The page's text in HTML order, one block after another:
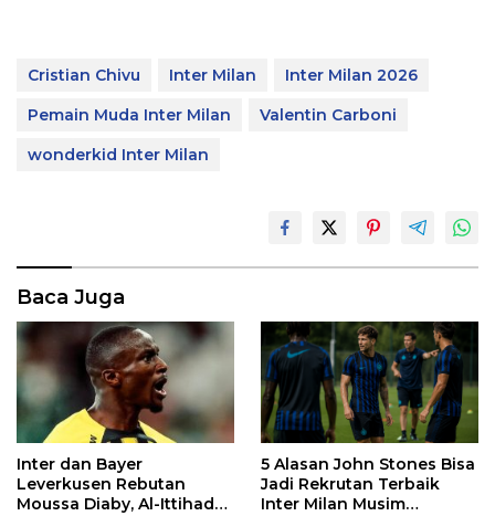
Cristian Chivu Inter Milan
Inter Milan 2026
Pemain Muda Inter Milan
Valentin Carboni
wonderkid Inter Milan
Baca Juga
Inter dan Bayer
Leverkusen Rebutan
Moussa Diaby, Al-Ittihad
5 Alasan John Stones Bisa
Jadi Rekrutan Terbaik
Inter Milan Musim